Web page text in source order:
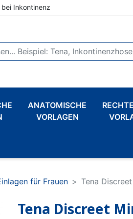
Inkontinenz
ANATOMISCHE
VORLAGEN
für Frauen Tena
Tena Discreet